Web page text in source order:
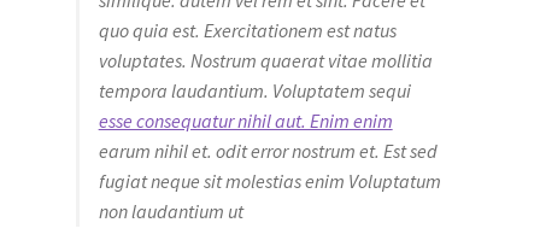
quo quia est. Exercitationem est natus
voluptates. Nostrum quaerat vitae mollitia
tempora laudantium. Voluptatem sequi
esse consequatur nihil aut. Enim enim
earum nihil et. odit error nostrum et. Est sed
fugiat neque sit molestias enim Voluptatum
non laudantium ut